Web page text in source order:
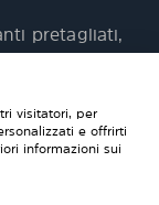
pretagliati,
per te e su
tagliare o
vestibilità
per
visitatori, per
e offrirti
informazioni sui